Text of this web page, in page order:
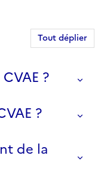
Tout déplier
?
?
de la